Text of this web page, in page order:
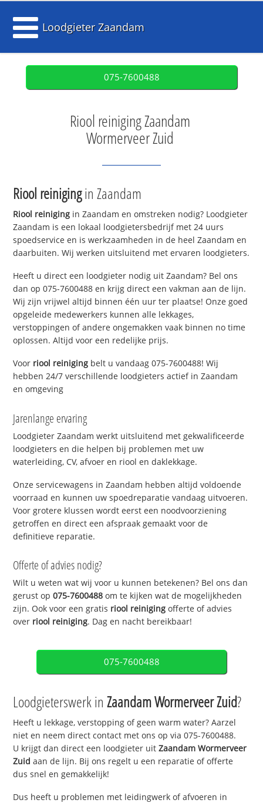
Loodgieter Zaandam
075-7600488
Riool reiniging Zaandam
Wormerveer Zuid
Riool reinigingin Zaandam
Riool reiniging in Zaandam en omstreken nodig? Loodgieter
Zaandam is een lokaal loodgietersbedrijf met 24 uurs
spoedservice en is werkzaamheden in de heel Zaandam en
daarbuiten. Wij werken uitsluitend met ervaren loodgieters.
Heeft u direct een loodgieter nodig uit Zaandam? Bel ons
dan op 075-7600488 en krijg direct een vakman aan de lijn.
Wij zijn vrijwel altijd binnen één uur ter plaatse! Onze goed
opgeleide medewerkers kunnen alle lekkages,
verstoppingen of andere ongemakken vaak binnen no time
oplossen. Altijd voor een redelijke prijs.
Voor riool reiniging belt u vandaag 075-7600488! Wij
hebben 24/7 verschillende loodgieters actief in Zaandam
en omgeving
Jarenlange ervaring
Loodgieter Zaandam werkt uitsluitend met gekwalificeerde
loodgieters en die helpen bij problemen met uw
waterleiding, CV, afvoer en riool en daklekkage.
Onze servicewagens in Zaandam hebben altijd voldoende
voorraad en kunnen uw spoedreparatie vandaag uitvoeren.
Voor grotere klussen wordt eerst een noodvoorziening
getroffen en direct een afspraak gemaakt voor de
definitieve reparatie.
Offerte of advies nodig?
Wilt u weten wat wij voor u kunnen betekenen? Bel ons dan
gerust op075-7600488 om te kijken wat de mogelijkheden
zijn. Ook voor een gratis riool reiniging offerte of advies
over riool reiniging. Dag en nacht bereikbaar!
075-7600488
Loodgieterswerk inZaandam Wormerveer Zuid?
Heeft u lekkage, verstopping of geen warm water? Aarzel
niet en neem direct contact met ons op via 075-7600488.
U krijgt dan direct een loodgieter uitZaandam Wormerveer
Zuid aan de lijn. Bij ons regelt u een reparatie of offerte
dus snel en gemakkelijk!
Dus heeft u problemen met leidingwerk of afvoeren in